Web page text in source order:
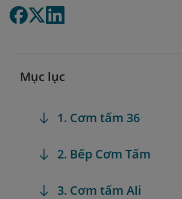
Mục lục
1. Cơm tấm 36
2. Bếp Cơm Tấm
3. Cơm tấm Ali